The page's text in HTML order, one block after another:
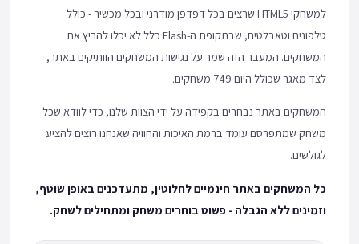
למשחקי HTML5 שרצים בכל דפדפן מודרני ובכל מכשיר - כולל
טלפונים וטאבלטים, שבתקופת ה-Flash כלל לא יכלו להריץ את
המשחקים. המעבר הזה שמר על נגישות המשחקים הוותיקים באתר,
לצד מאגר שכולל היום 749 משחקים.
המשחקים באתר נבחרים בקפידה על ידי הצוות שלנו, כדי לוודא שכל
משחק שמתפרסם עומד ברמת האיכות והחוויה שאנחנו רוצים להציע
לגולשים.
כל המשחקים באתר חינמיים לחלוטין, מתעדכנים באופן שוטף,
וזמינים ללא הגבלה - פשוט בוחרים משחק ומתחילים לשחק.